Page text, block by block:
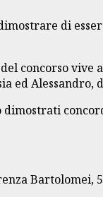
di
concorso vive
ed Alessandro,